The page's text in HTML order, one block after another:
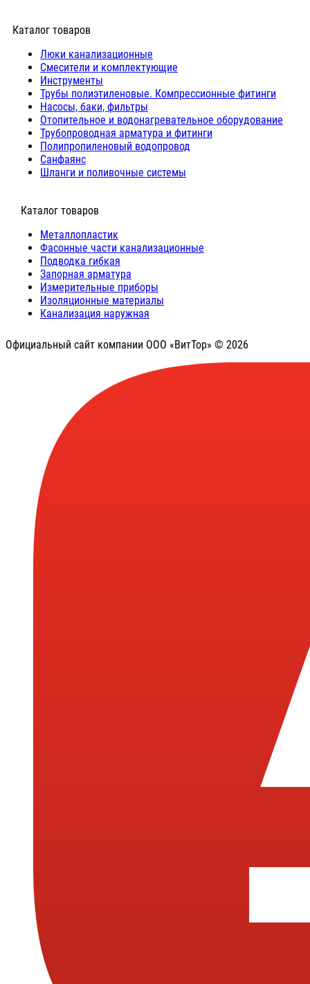
Каталог товаров
Люки канализационные
Cмесители и комплектующие
Инструменты
Трубы полиэтиленовые. Компрессионные фитинги
Насосы, баки, фильтры
Отопительное и водонагревательное оборудование
Трубопроводная арматура и фитинги
Полипропиленовый водопровод
Санфаянс
Шланги и поливочные системы
⠀Каталог товаров
Металлопластик
Фасонные части канализационные
Подводка гибкая
Запорная арматура
Измерительные приборы
Изоляционные материалы
Канализация наружная
Официальный сайт компании ООО «ВитТор» © 2026